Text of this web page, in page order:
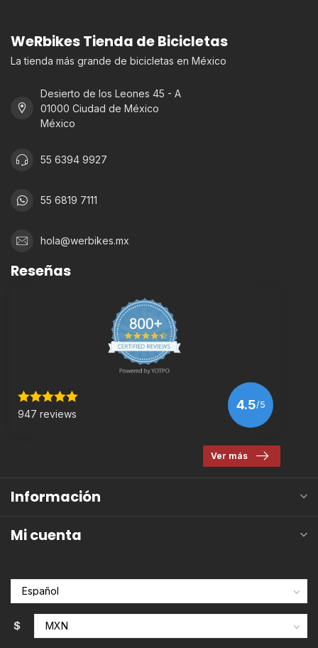
WeRbikes Tienda de Bicicletas
La tienda más grande de bicicletas en México
Desierto de los Leones 45 - A
01000 Ciudad de México
México
55 6394 9927
55 6819 7111
hola@werbikes.mx
Reseñas
947 reviews
4.5/5
Ver más
Información
Mi cuenta
$